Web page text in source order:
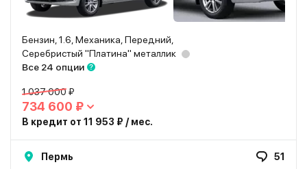
Бензин, 1.6, Механика, Передний,
Серебристый "Платина" металлик
Все 24 опции
1 037 000 ₽
734 600 ₽
В кредит от 11 953 ₽ / мес.
Пермь 51